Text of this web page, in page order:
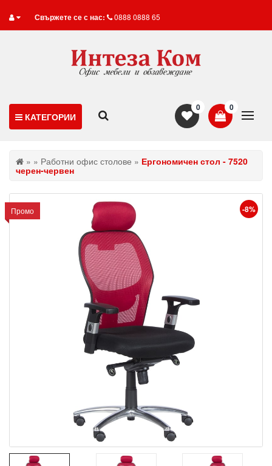
Свържете се с нас: 0888 0888 65
КАТЕГОРИИ
0
0
» » Работни офис столове » Ергономичен стол - 7520
черен-червен
Промо -8%